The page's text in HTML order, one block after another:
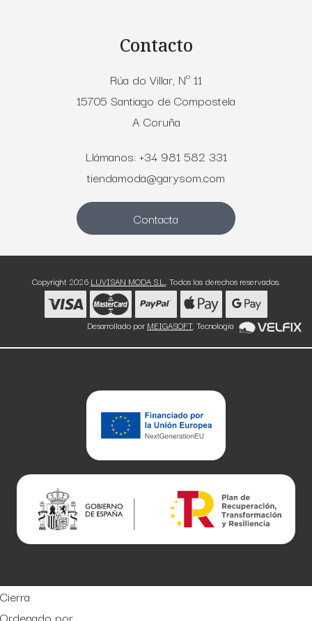
Contacto
Rúa do Villar, Nº 11
15705 Santiago de Compostela
A Coruña
Llámanos: +34 981 582 331
tiendamoda@garysom.com
Contacta
Copyright 2026 LUVISAN MODA S.L.. Todos los derechos reservados.
Desarrollado por MEIGASOFT. Tecnología
Cierra
Ordenado por